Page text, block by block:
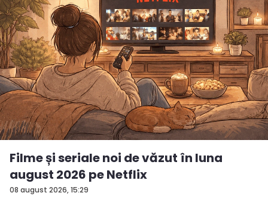
08 august 2026, 15:29
Filme și seriale noi de văzut în luna
august 2026 pe Netflix